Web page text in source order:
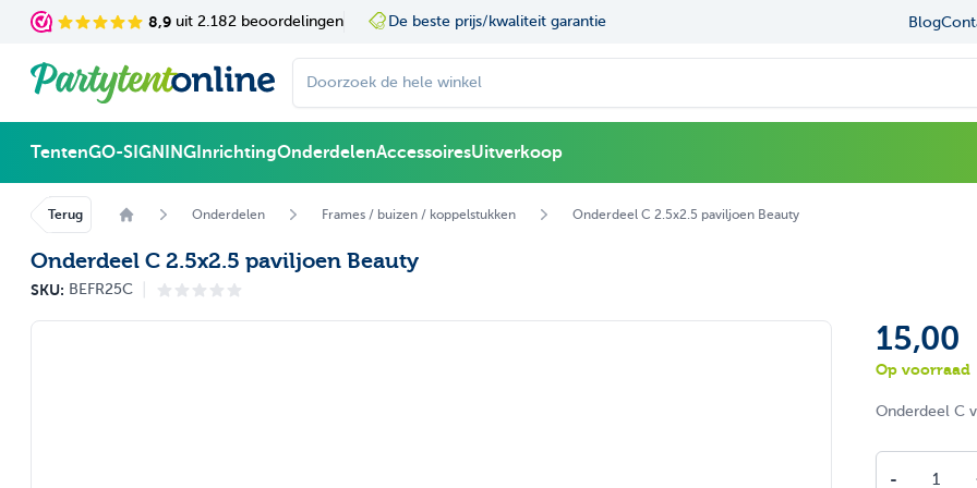
Ga naar de inhoud 8,9 uit 2.182 beoordelingen Navigating through the elements of the
De beste prijs/kwaliteit garantie Ruime
Blog
TentenGO-SIGNING InrichtingOnderdelenAccessoiresUitverkoop
Terug Onderdelen Frames / buizen / koppelstukken Onderdeel C 2.5x2.5 paviljoen Beauty
Onderdeel C 2.5x2.5 paviljoen Beauty
SKU: BEFR25C
15,00
Op voorraad
Onderdeel C
-